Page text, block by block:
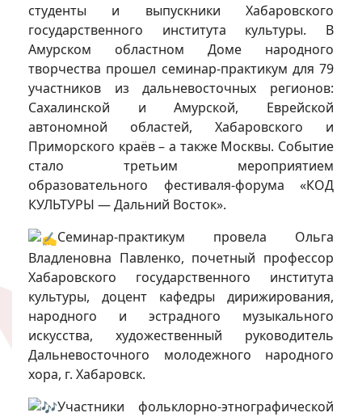
студенты и выпускники Хабаровского
государственного института культуры. В
Амурском областном Доме народного
творчества прошел семинар-практикум для 79
участников из дальневосточных регионов:
Сахалинской и Амурской, Еврейской
автономной областей, Хабаровского и
Приморского краёв – а также Москвы. Событие
стало третьим мероприятием
образовательного фестиваля-форума «КОД
КУЛЬТУРЫ — Дальний Восток».
Семинар-практикум провела Ольга
Владленовна Павленко, почетный профессор
Хабаровского государственного института
культуры, доцент кафедры дирижирования,
народного и эстрадного музыкального
искусства, художественный руководитель
Дальневосточного молодежного народного
хора, г. Хабаровск.
Участники фольклорно-этнографической